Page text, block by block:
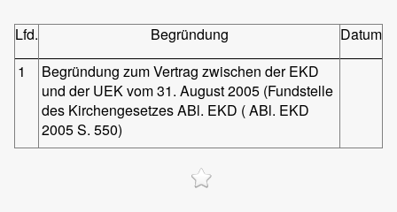
Lfd. Begründung
Datum
1
Begründung zum Vertrag zwischen der EKD
und der UEK vom 31. August 2005 (Fundstelle
des Kirchengesetzes ABl. EKD ( ABl. EKD
2005 S. 550)